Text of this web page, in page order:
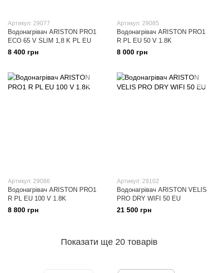
Артикул: 29077
Водонагрівач ARISTON PRO1
ECO 65 V SLIM 1,8 K PL EU
8 400 грн
Артикул: 29085
Водонагрівач ARISTON PRO1
R PL EU 50 V 1.8K
8 000 грн
Артикул: 29086
Водонагрівач ARISTON PRO1
R PL EU 100 V 1.8K
8 800 грн
Артикул: 29102
Водонагрівач ARISTON VELIS
PRO DRY WIFI 50 EU
21 500 грн
Показати ще 20 товарів